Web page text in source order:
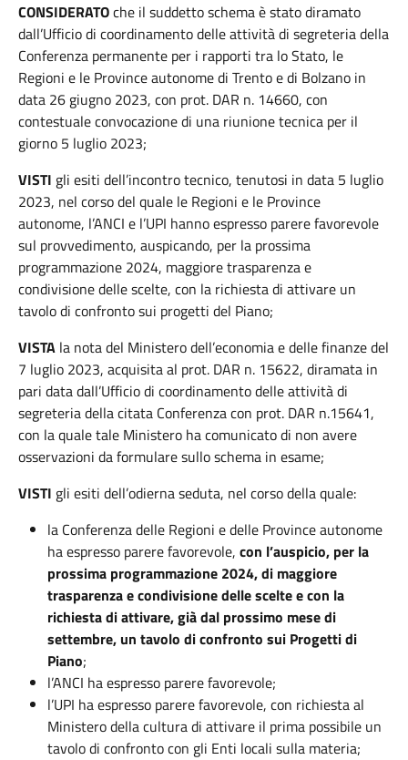
CONSIDERATOche il suddetto schema è stato diramato
dall’Ufficio di coordinamento delle attività di segreteria della
Conferenza permanente per i rapporti tra lo Stato, le
Regioni e le Province autonome di Trento e di Bolzano in
data 26 giugno 2023, con prot. DAR n. 14660, con
contestuale convocazione di una riunione tecnica per il
giorno 5 luglio 2023;
VISTI gli esiti dell’incontro tecnico, tenutosi in data 5 luglio
2023, nel corso del quale le Regioni e le Province
autonome, l’ANCI e l’UPI hanno espresso parere favorevole
sul provvedimento, auspicando, per la prossima
programmazione 2024, maggiore trasparenza e
condivisione delle scelte, con la richiesta di attivare un
tavolo di confronto sui progetti del Piano;
VISTA la nota del Ministero dell’economia e delle finanze del
7 luglio 2023, acquisita al prot. DAR n. 15622, diramata in
pari data dall’Ufficio di coordinamento delle attività di
segreteria della citata Conferenza con prot. DAR n.15641,
con la quale tale Ministero ha comunicato di non avere
osservazioni da formulare sullo schema in esame;
VISTI gli esiti dell’odierna seduta, nel corso della quale:
la Conferenza delle Regioni e delle Province autonome
ha espresso parere favorevole, con l’auspicio, per la
prossima programmazione 2024, di maggiore
trasparenza e condivisione delle scelte e con la
richiesta di attivare, già dal prossimo mese di
settembre, un tavolo di confronto sui Progetti di
Piano;
l’ANCI ha espresso parere favorevole;
l’UPI ha espresso parere favorevole, con richiesta al
Ministero della cultura di attivare il prima possibile un
tavolo di confronto con gli Enti locali sulla materia;